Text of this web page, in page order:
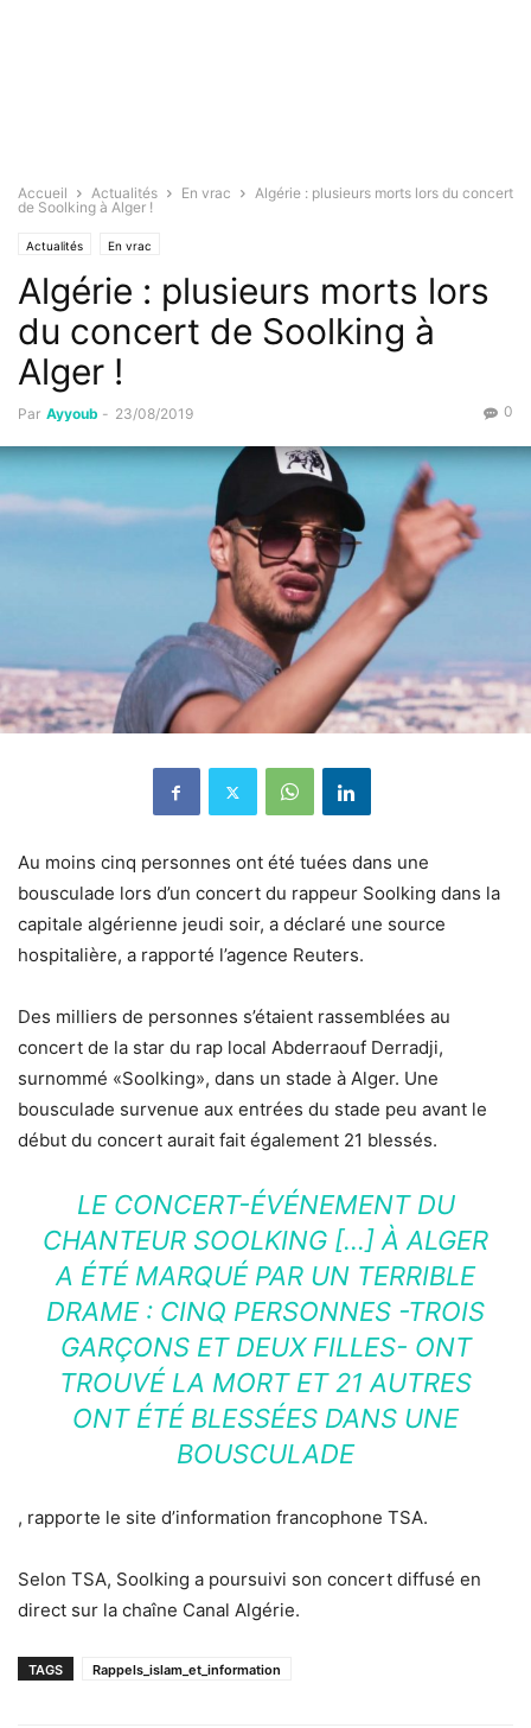
Accueil Actualités En vrac
Algérie : plusieurs morts lors du concert
de Soolking à Alger !
Actualités En vrac
Algérie : plusieurs morts lors
du concert de Soolking à
Alger !
Par Ayyoub - 23/08/2019 0
Au moins cinq personnes ont été tuées dans une
bousculade lors d’un concert du rappeur Soolking dans la
capitale algérienne jeudi soir, a déclaré une source
hospitalière, a rapporté l’agence Reuters.
Des milliers de personnes s’étaient rassemblées au
concert de la star du rap local Abderraouf Derradji,
surnommé «Soolking», dans un stade à Alger. Une
bousculade survenue aux entrées du stade peu avant le
début du concert aurait fait également 21 blessés.
LE CONCERT-ÉVÉNEMENT DU
CHANTEUR SOOLKING […] À ALGER
A ÉTÉ MARQUÉ PAR UN TERRIBLE
DRAME : CINQ PERSONNES -TROIS
GARÇONS ET DEUX FILLES- ONT
TROUVÉ LA MORT ET 21 AUTRES
ONT ÉTÉ BLESSÉES DANS UNE
BOUSCULADE
, rapporte le site d’information francophone TSA.
Selon TSA, Soolking a poursuivi son concert diffusé en
direct sur la chaîne Canal Algérie.
TAGS Rappels_islam_et_information